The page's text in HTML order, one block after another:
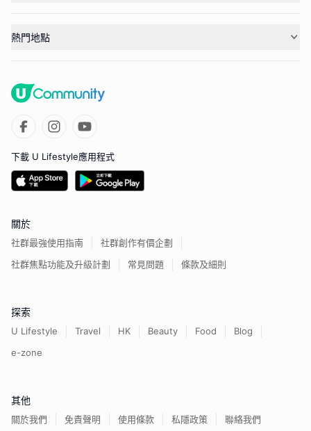
熱門地點
下載 U Lifestyle應用程式
關於
社群最強使用指南
社群創作有價企劃
社群焦點功能及升級計劃
常見問題 條款及細則
探索
U Lifestyle Travel HK Beauty Food
Blog
e-zone
其他
關於我們 免責聲明 使用條款 私隱政策 聯絡我們